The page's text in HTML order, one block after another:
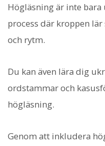
Högläsning är inte
process där kroppen
och rytm.
Du kan även lära dig
ordstammar och
högläsning.
Genom att inkludera